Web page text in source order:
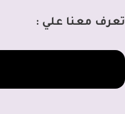
تعرف معنا علي :